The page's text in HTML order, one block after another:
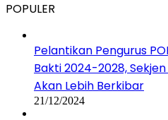
POPULER
Pelantikan Pengurus
Bakti 2024-2028, Sekjen
Akan Lebih Berkibar
21/12/2024